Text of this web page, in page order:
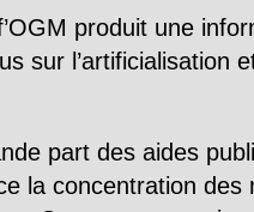
produit une
sur l’artificialisation
part des aides
la concentration des